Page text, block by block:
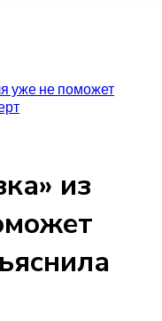
уже не поможет
из